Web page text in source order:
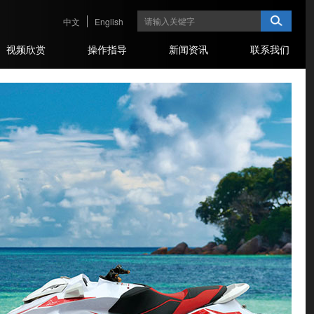
中文 English
视频欣赏 操作指导 新闻资讯 联系我们